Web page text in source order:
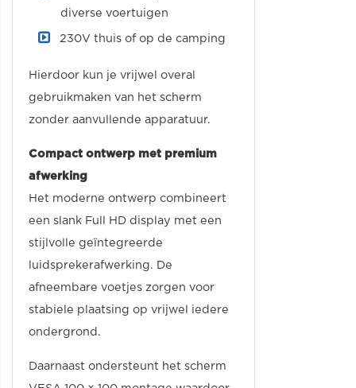
diverse voertuigen
230V thuis of op de camping
Hierdoor kun je vrijwel overal
gebruikmaken van het scherm
zonder aanvullende apparatuur.
Compact ontwerp met premium
afwerking
Het moderne ontwerp combineert
een slank Full HD display met een
stijlvolle geïntegreerde
luidsprekerafwerking. De
afneembare voetjes zorgen voor
stabiele plaatsing op vrijwel iedere
ondergrond.
Daarnaast ondersteunt het scherm